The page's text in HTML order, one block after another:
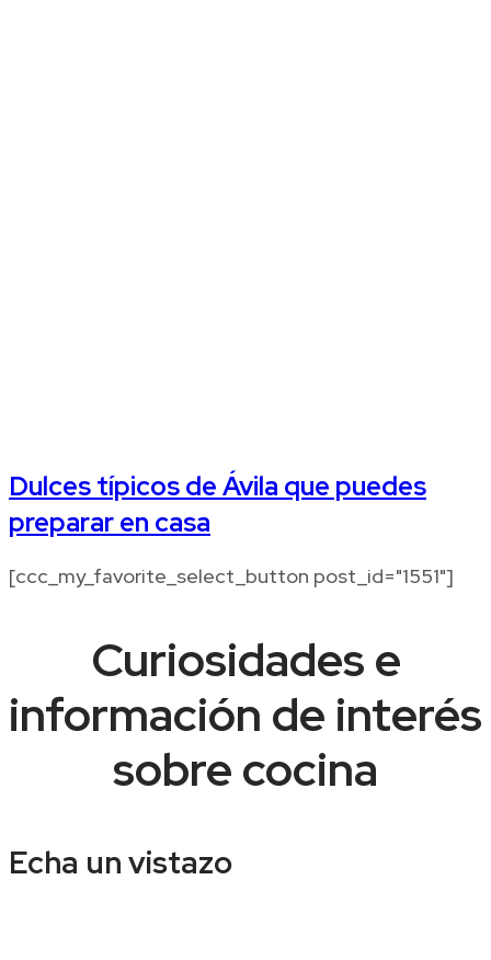
Dulces típicos de Ávila que puedes
preparar en casa
[ccc_my_favorite_select_button post_id="1551"]
Curiosidades e
información de interés
sobre cocina
Echa un vistazo